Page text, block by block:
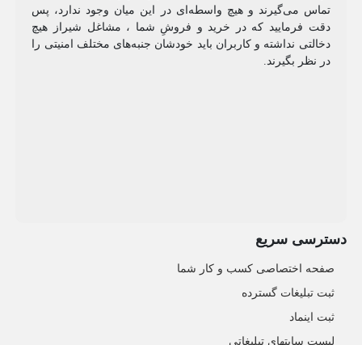
تماس می‌گیرند و هیچ واسطه‌ای در این میان وجود ندارد، پس
دقت فرمایید که در خرید و فروشِ شما ، مشاغل شیراز هیچ
دخالتی نداشته و کاربران باید خودشان جنبه‌های مختلف امنیتی را
در نظر بگیرند.
دسترسی سریع
صفحه اختصاصی کسب و کار شما
ثبت تبلیغات گسترده
ثبت اینماد
لیست سایتهای تبلیغاتی